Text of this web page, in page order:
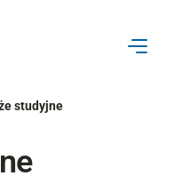
studyjne